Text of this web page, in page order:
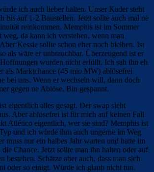
ich auch lieber halten. Unser Kader steht
bis auf 1-2 Baustellen. Jetzt sollte auch mal ne
reinkommen. Memphis ist im Sommer
da kann ich verstehen, wenn man
Kessie sollte schon eher noch bleiben. Ist
als wäre er unbrauchbar. Überzeugend ist er
wurden nicht erfüllt. Ich sah ihn eh
als Marktchance (45 mio MW) ablösefrei
bei uns. Wenn er wechseln will, dann doch
gegen ne Ablöse. Bin gespannt.
eigentlich alles gesagt. Der swap sieht
Aber ablösefrei ist für mich auf keinen Fall
Atlético eigentlich, wer sie sind? Memphis ist
und ich würde ihm auch ungerne im Weg
muss nur ein halbes Jahr warten und hatte im
die Chance. Jetzt sollte man ihn halten oder auf
bestehen. Schätze aber auch, dass man sich
oder so einigt. Würde ich glaub nicht tun.